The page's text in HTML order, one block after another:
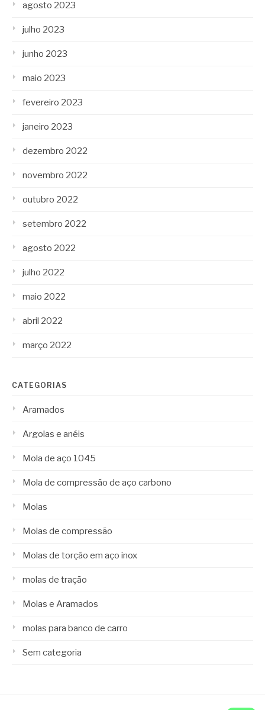
agosto 2023
julho 2023
junho 2023
maio 2023
fevereiro 2023
janeiro 2023
dezembro 2022
novembro 2022
outubro 2022
setembro 2022
agosto 2022
julho 2022
maio 2022
abril 2022
março 2022
CATEGORIAS
Aramados
Argolas e anéis
Mola de aço 1045
Mola de compressão de aço carbono
Molas
Molas de compressão
Molas de torção em aço inox
molas de tração
Molas e Aramados
molas para banco de carro
Sem categoria